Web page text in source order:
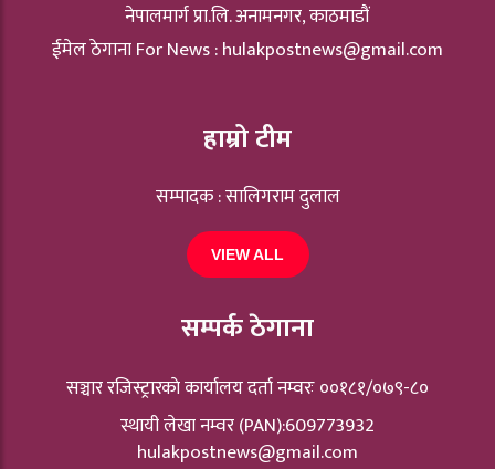
नेपालमार्ग प्रा.लि. अनामनगर, काठमाडौं
ईमेल ठेगाना For News :hulakpostnews@gmail.com
हाम्रो टीम
सम्पादक : सालिगराम दुलाल
VIEW ALL
सम्पर्क ठेगाना
सञ्चार रजिस्ट्रारकाे कार्यालय दर्ता नम्वरः ००१८१/०७९-८०
स्थायी लेखा नम्वर (PAN):609773932
hulakpostnews@gmail.com